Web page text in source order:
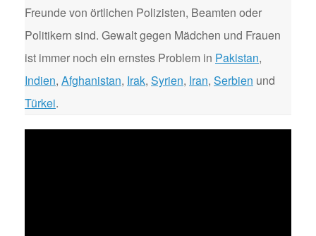
Freunde von örtlichen Polizisten, Beamten oder
Politikern sind. Gewalt gegen Mädchen und Frauen
ist immer noch ein ernstes Problem in Pakistan,
Indien, Afghanistan, Irak, Syrien, Iran, Serbien und
Türkei.